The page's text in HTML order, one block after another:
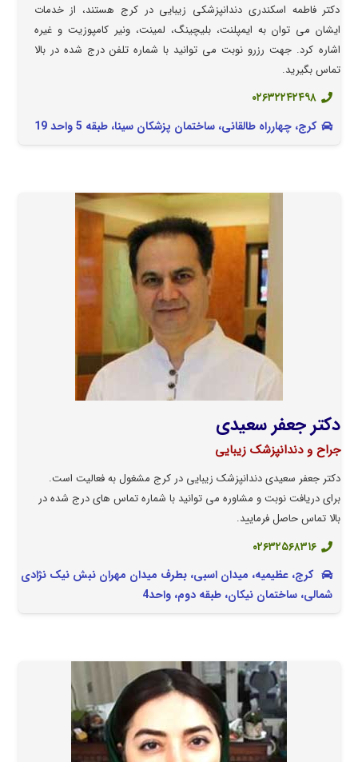
دکتر فاطمه اسکندری دندانپزشکی زیبایی در کرج هستند، از خدمات
ایشان می توان به ایمپلنت، بلیچینگ، لمینت، ونیر کامپوزیت و غیره
اشاره کرد. جهت رزرو نوبت می توانید با شماره تلفن درج شده در بالا
تماس بگیرید.
۰۲۶۳۲۲۴۲۴۹۸ ‍
کرج، چهارراه طالقانی، ساختمان پزشکان سینا، طبقه 5 واحد 19
دکتر جعفر سعیدی
جراح و دندانپزشک زیبایی
دکتر جعفر سعیدی دندانپزشک زیبایی در کرج مشغول به فعالیت است.
برای دریافت نوبت و مشاوره می توانید با شماره تماس های درج شده در
بالا تماس حاصل فرمایید.
۰۲۶۳۲۵۶۸۳۱۶
کرج، عظیمیه، میدان اسبی، بطرف میدان مهران نبش نیک نژادی
شمالی، ساختمان نیکان، طبقه دوم، واحد4